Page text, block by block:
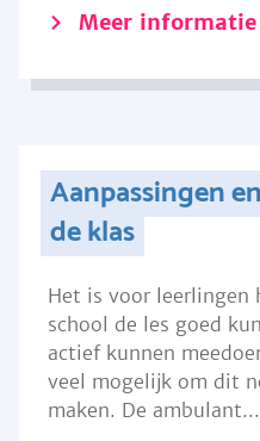
Meer informatie
Aanpassingen
de klas
Het is voor leerlingen
school de les goed
actief kunnen
veel mogelijk om dit
maken. De ambulant...